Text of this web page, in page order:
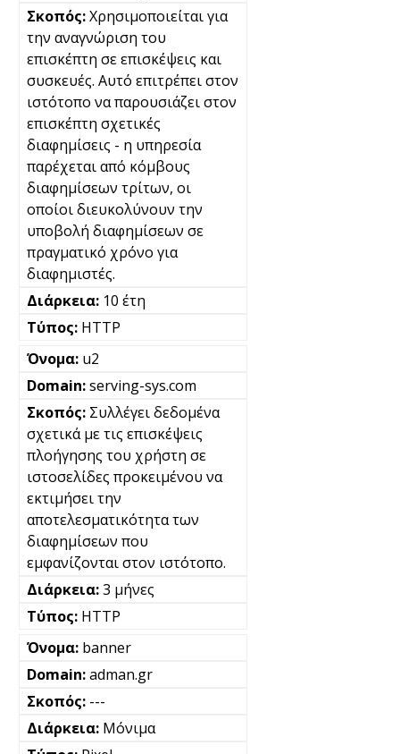
Χρησιμοποιείται για
την αναγνώριση του
επισκέπτη σε επισκέψεις και
συσκευές. Αυτό επιτρέπει στον
ιστότοπο να παρουσιάζει στον
επισκέπτη σχετικές
διαφημίσεις - η υπηρεσία
παρέχεται από κόμβους
διαφημίσεων τρίτων, οι
οποίοι διευκολύνουν την
υποβολή διαφημίσεων σε
πραγματικό χρόνο για
διαφημιστές.
10 έτη
HTTP
u2
serving-sys.com
Συλλέγει δεδομένα
σχετικά με τις επισκέψεις
πλοήγησης του χρήστη σε
ιστοσελίδες προκειμένου να
εκτιμήσει την
αποτελεσματικότητα των
διαφημίσεων που
εμφανίζονται στον ιστότοπο.
3 μήνες
HTTP
banner
adman.gr
---
Μόνιμα